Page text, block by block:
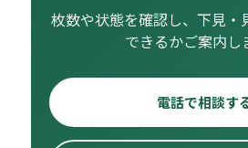
枚数や状態を確認し、下見・
できるかご案内し
電話で相談す